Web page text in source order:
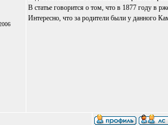
В статье говорится о том, что в 1877 году в
Интересно, что за родители были у данного